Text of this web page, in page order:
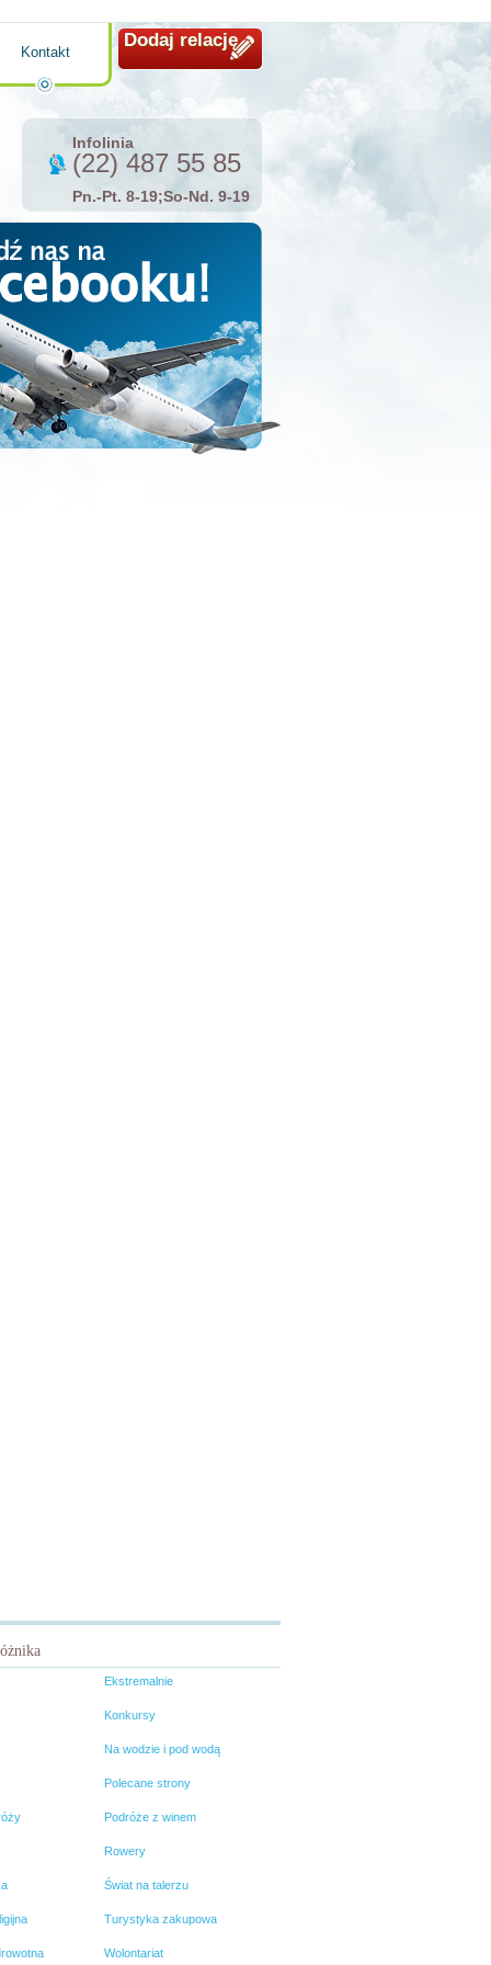
Dodaj relację
Kontakt
Infolinia
(22) 487 55 85
Pn.-Pt. 8-19;So-Nd. 9-19
Ekstremalnie
Konkursy
Na wodzie i pod wodą
Polecane strony
Podróże z winem
Rowery
Świat na talerzu
Turystyka zakupowa
Wolontariat